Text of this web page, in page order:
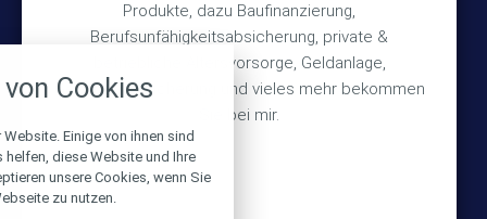
Produkte, dazu Baufinanzierung,
Berufsunfähigkeitsabsicherung, private &
betriebliche Altersvorsorge, Geldanlage,
Gebäudeversicherung und vieles mehr bekommen
Sie bei mir.
Über mich
Bedarfsermittlung
Schadensmeldung
© 2026 Versicherungsmakler Haberkamp GmbH
Cookies
Einige von ihnen sind
diese Website und Ihre
unsere Cookies, wenn Sie
zu nutzen.
alle verwendeten Cookies und
zu blockieren.
Notwendig